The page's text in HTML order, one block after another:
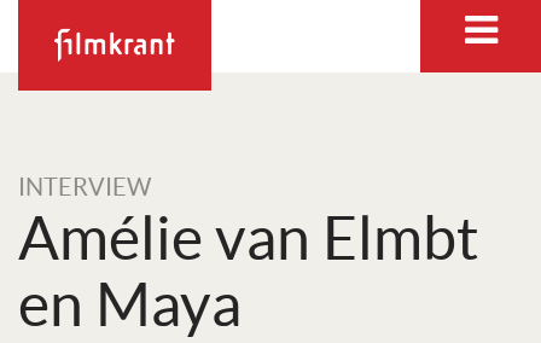
INTERVIEW
Amélie van Elmbt
en Maya